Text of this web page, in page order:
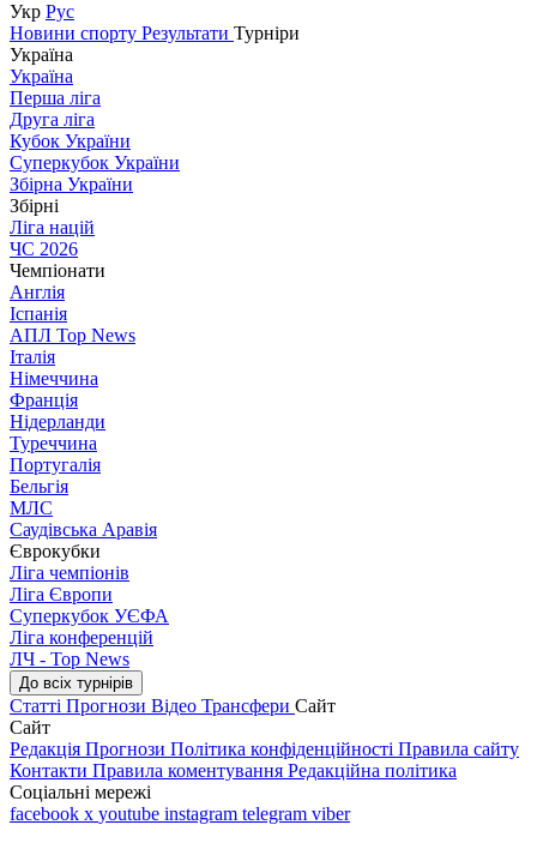
Укр Рус
Новини спорту Результати Турніри
Україна
Україна
Перша ліга
Друга ліга
Кубок України
Суперкубок України
Збірна України
Збірні
Ліга націй
ЧС 2026
Чемпіонати
Англія
Іспанія
АПЛ Top News
Італія
Німеччина
Франція
Нідерланди
Туреччина
Португалія
Бельгія
МЛС
Саудівська Аравія
Єврокубки
Ліга чемпіонів
Ліга Європи
Суперкубок УЄФА
Ліга конференцій
ЛЧ - Top News
До всіх турнірів
Статті Прогнози Відео Трансфери Сайт
Сайт
Редакція Прогнози Політика конфіденційності Правила сайту
Контакти Правила коментування Редакційна політика
Соціальні мережі
facebook x youtube instagram telegram viber